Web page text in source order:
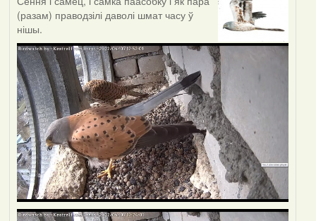
(разам) праводзілі даволі шмат часу ў
нішы.